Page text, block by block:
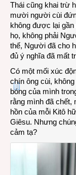
Thái cũng khai trừ
mười người cùi
không được lại
họ, không phải
thế, Người đã cho
đủ ‎ý nghĩa đã mất
Có một mối xúc
chín ông cùi,
bóng của mình
rằng mình đã chết,
hồn của mỗi Kitô
Giêsu. Nhưng
cảm tạ?